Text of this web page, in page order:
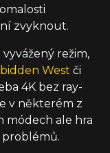
zvyknout.
režim,
West či
4K bez ray-
v některém z
módech ale hra
problémů.